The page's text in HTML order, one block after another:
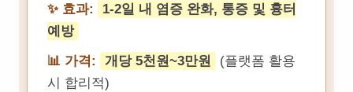
✨ 효과:
1-2일 내 염증 완화, 통증 및 흉터
예방
📊 가격:
개당 5천원~3만원
(플랫폼 활용
시 합리적)